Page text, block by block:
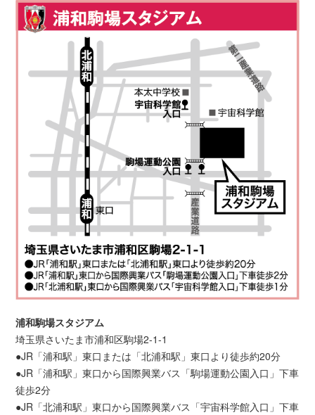
浦和駒場スタジアム
埼玉県さいたま市浦和区駒場2-1-1
●JR「浦和駅」東口または「北浦和駅」東口より徒歩約20分
●JR「浦和駅」東口から国際興業バス「駒場運動公園入口」下車
徒歩2分
●JR「北浦和駅」東口から国際興業バス「宇宙科学館入口」下車